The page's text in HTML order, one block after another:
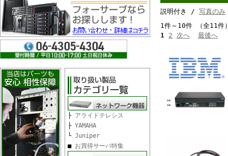
├ アライドテレシス
├ YAMAHA
└ Juniper
■ お買得サーバ特集
説明付き / 写真のみ
1件～10件 （全11
1 2 次へ 最後へ